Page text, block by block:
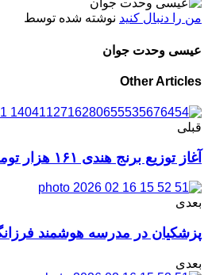
من را دنبال کنید نوشته شده توسط
عیسی وحدت جوان
Other Articles
قبلی
آغاز توزیع برنج هندی ۱۶۱ هزار تومانی
بعدی
پزشکیان در مدرسه هوشمند
بعدی